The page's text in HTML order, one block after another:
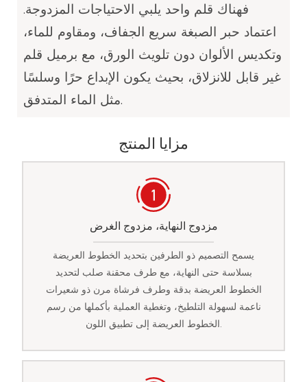
فهناك قلم واحد يلبي الاحتياجات المزدوجة.
اعتماد حبر الصبغة سريع الجفاف، ومقاوم للماء،
وتكديس الألوان دون تلويث الورق، مع برميل قلم
غير قابل للانزلاق، بحيث يكون الإبداع حرًا وسلسًا
مثل الماء المتدفق.
مزايا المنتج
مزدوج النهاية، مزدوج الغرض
يسمح التصميم ذو الطرفين بتحديد الخطوط العريضة
بسلاسة حتى النهاية، مع طرف محقنة صلب لتحديد
الخطوط العريضة بدقة وطرف فرشاة مرن ذو شعيرات
ناعمة لسهولة التلطيخ، وتغطية العملية بأكملها من رسم
الخطوط العريضة إلى تطبيق اللون.